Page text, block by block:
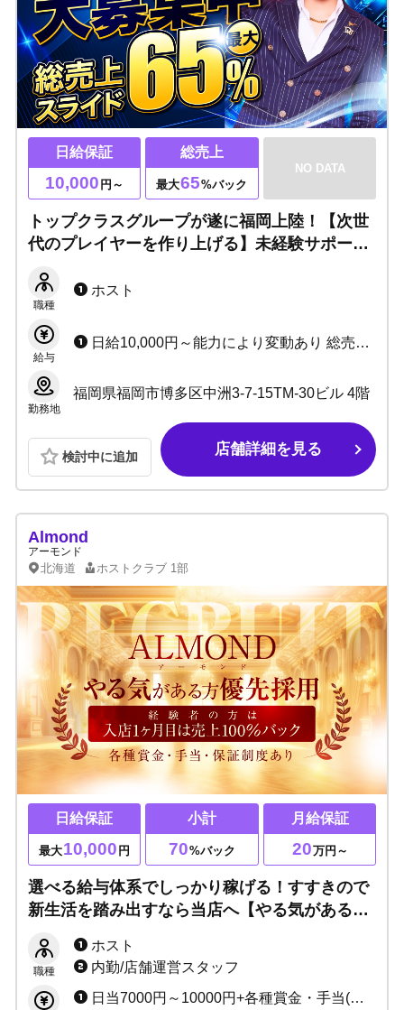
日給保証
10,000 円～
総売上
最大65%バック
NO DATA
トップクラスグループが遂に福岡上陸！【次世
代のプレイヤーを作り上げる】未経験サポート
へと生まれ変わります☆移籍者には総額1億円
もご用意！！
職種
ホスト
給与
日給10,000円～能力により変動あり 総売上スライド45％～最大65％ ☆1カ月ごとの昇給あり ☆各種賞金あり
勤務地
福岡県福岡市博多区中洲3-7-15TM-30ビル 4階
検討中に追加 店舗詳細を見る
Almond
アーモンド
北海道 ホストクラブ 1部
日給保証
最大10,000 円
小計
70%バック
月給保証
20万円～
選べる給与体系でしっかり稼げる！すすきので
新生活を踏み出すなら当店へ【やる気がある方
ク、寮費無料！アーモンドで一緒に働こう！！
職種
ホスト
内勤/店舗運営スタッフ
日当7000円～10000円+各種賞金・手当(保証制度あり) 売上バック50％～70％（初月100％）